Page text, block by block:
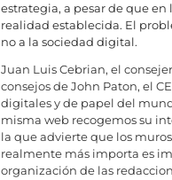
estrategia, a pesar de que
realidad establecida. El
no a la sociedad digital.
Juan Luis Cebrian, el
consejos de John Paton, el
digitales y de papel del
misma web recogemos su
la que advierte que los
realmente más importa es
organización de las